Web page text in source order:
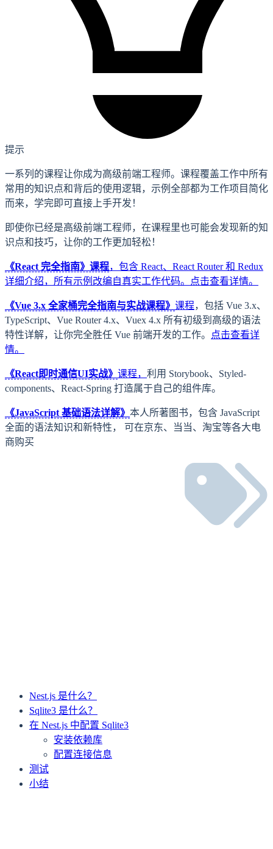
提示
一系列的课程让你成为高级前端工程师。课程覆盖工作中所有
常用的知识点和背后的使用逻辑，示例全部都为工作项目简化
而来，学完即可直接上手开发！
即使你已经是高级前端工程师，在课程里也可能会发现新的知
识点和技巧，让你的工作更加轻松！
《React 完全指南》课程，包含 React、React Router 和 Redux
详细介绍，所有示例改编自真实工作代码。
点击查看详情。
《Vue 3.x 全家桶完全指南与实战课程》 课程，包括 Vue 3.x、
TypeScript、Vue Router 4.x、Vuex 4.x 所有初级到高级的语法
特性详解，让你完全胜任 Vue 前端开发的工作。
点击查看详
情。
《React即时通信UI实战》 课程， 利用 Storybook、Styled-
components、React-Spring 打造属于自己的组件库。
《JavaScript 基础语法详解》 本人所著图书，包含 JavaScript
全面的语法知识和新特性， 可在京东、当当、淘宝等各大电
商购买
Nest.js 是什么？
Sqlite3 是什么？
在 Nest.js 中配置 Sqlite3
安装依赖库
配置连接信息
测试
小结